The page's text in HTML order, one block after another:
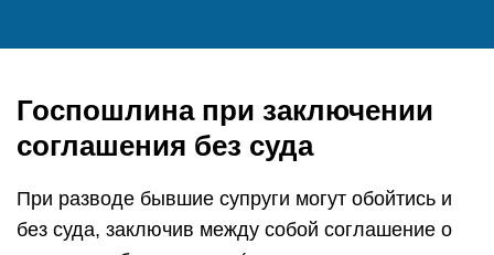
Госпошлина при заключении
соглашения без суда
При разводе бывшие супруги могут обойтись и
без суда, заключив между собой соглашение о